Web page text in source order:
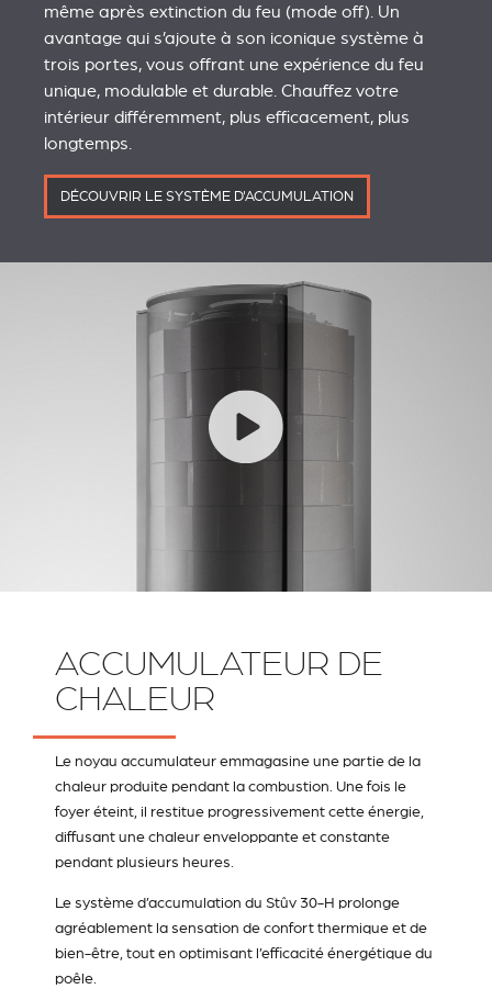
même après extinction du feu (mode off). Un
avantage qui s’ajoute à son iconique système à
trois portes, vous offrant une expérience du feu
unique, modulable et durable. Chauffez votre
intérieur différemment, plus efficacement, plus
longtemps.
DÉCOUVRIR LE SYSTÈME D'ACCUMULATION
ACCUMULATEUR DE
CHALEUR
Le noyau accumulateur emmagasine une partie de la
chaleur produite pendant la combustion. Une fois le
foyer éteint, il restitue progressivement cette énergie,
diffusant une chaleur enveloppante et constante
pendant plusieurs heures.
Le système d’accumulation du Stûv 30-H prolonge
agréablement la sensation de confort thermique et de
bien-être, tout en optimisant l’efficacité énergétique du
poêle.